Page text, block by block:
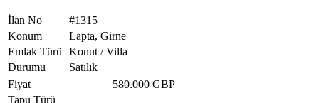
İlan No
#1315
Konum
Lapta, Girne
Emlak Türü
Konut / Villa
Durumu
Satılık
Fiyat
580.000 GBP
Tapu Türü